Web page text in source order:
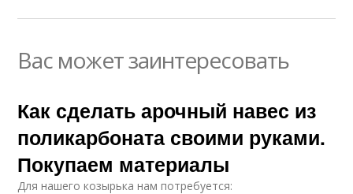
Вас может заинтересовать
Как сделать арочный навес из
поликарбоната своими руками.
Покупаем материалы
Для нашего козырька нам потребуется: